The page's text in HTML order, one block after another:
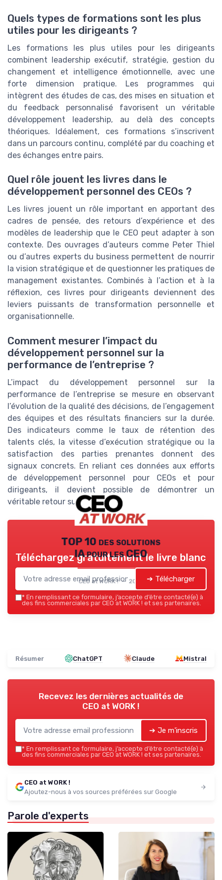
Quels types de formations sont les plus
utiles pour les dirigeants ?
Les formations les plus utiles pour les dirigeants
combinent leadership exécutif, stratégie, gestion du
changement et intelligence émotionnelle, avec une
forte dimension pratique. Les programmes qui
intègrent des études de cas, des mises en situation et
du feedback personnalisé favorisent un véritable
développement leadership, au delà des concepts
théoriques. Idéalement, ces formations s’inscrivent
dans un parcours continu, complété par du coaching et
des échanges entre pairs.
Quel rôle jouent les livres dans le
développement personnel des CEOs ?
Les livres jouent un rôle important en apportant des
cadres de pensée, des retours d’expérience et des
modèles de leadership que le CEO peut adapter à son
contexte. Des ouvrages d’auteurs comme Peter Thiel
ou d’autres experts du business permettent de nourrir
la vision stratégique et de questionner les pratiques de
management existantes. Combinés à l’action et à la
réflexion, ces livres pour dirigeants deviennent des
leviers puissants de transformation personnelle et
organisationnelle.
Comment mesurer l’impact du
développement personnel sur la
performance de l’entreprise ?
L’impact du développement personnel sur la
performance de l’entreprise se mesure en observant
l’évolution de la qualité des décisions, de l’engagement
des équipes et des résultats financiers sur la durée.
Des indicateurs comme le taux de rétention des
talents clés, la vitesse d’exécution stratégique ou la
satisfaction des parties prenantes donnent des
signaux concrets. En reliant ces données aux efforts
de développement personnel pour CEOs et pour
dirigeants, il devient possible de démontrer un
véritable retour sur investissement.
TOP 10 des solutions
IA pour les CEO
CEO at WORK ! — 2026
Téléchargez gratuitement le livre blanc
➔ Télécharger
* En remplissant ce formulaire, j’accepte d’être contacté(e) à
des fins commerciales par CEO at WORK ! et ses partenaires.
Résumer ChatGPT Claude Mistral
Recevez les dernières actualités de
CEO at WORK !
➔ Je m'inscris
* En remplissant ce formulaire, j’accepte d’être contacté(e) à
des fins commerciales par CEO at WORK ! et ses partenaires.
CEO at WORK !
Ajoutez-nous à vos sources préférées sur Google
Parole d'experts